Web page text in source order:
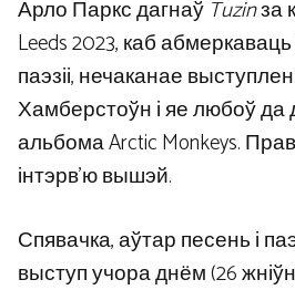
Арло Паркс дагнаў Tuzinза
Leeds 2023, каб
паэзіі, нечаканае
Хамберстоўн і яе любоў да
альбома Arctic Monkeys.
інтэрв’ю вышэй.
Спявачка, аўтар песень і
выступ учора днём (26